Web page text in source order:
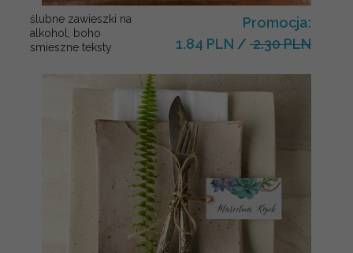
ślubne zawieszki na
alkohol, boho
smieszne teksty
Promocja:
1.84 PLN / 2.30 PLN